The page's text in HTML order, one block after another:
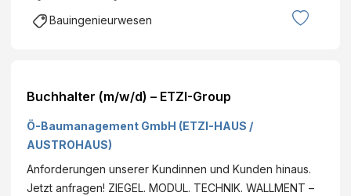
Bauingenieurwesen
Buchhalter (m/w/d) – ETZI-Group
Ö-Baumanagement GmbH (ETZI-HAUS /
AUSTROHAUS)
Anforderungen unserer Kundinnen und Kunden hinaus.
Jetzt anfragen! ZIEGEL. MODUL. TECHNIK. WALLMENT –